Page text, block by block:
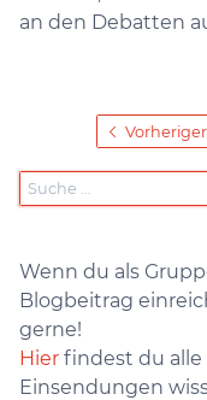
an den Debatten
Wenn du als
Blogbeitrag
gerne!
Hier findest du alle
Einsendungen